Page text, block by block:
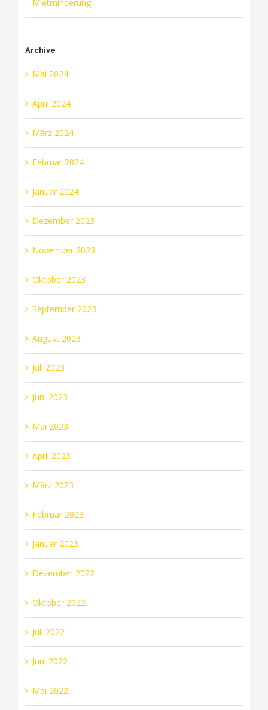
Mietminderung
Archive
Mai 2024
April 2024
März 2024
Februar 2024
Januar 2024
Dezember 2023
November 2023
Oktober 2023
September 2023
August 2023
Juli 2023
Juni 2023
Mai 2023
April 2023
März 2023
Februar 2023
Januar 2023
Dezember 2022
Oktober 2022
Juli 2022
Juni 2022
Mai 2022